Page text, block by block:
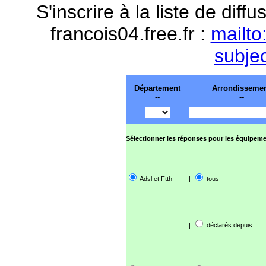
S'inscrire à la liste de
francois04.free.fr :
Département
--
--
Sélectionner les réponses pour les
Adsl et Ftth | tous
| déclarés depuis